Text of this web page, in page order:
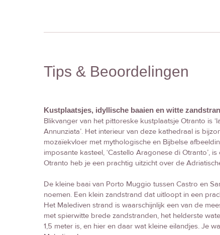
Tips & Beoordelingen
Kustplaatsjes, idyllische baaien en witte
Blikvanger van het pittoreske kustplaatsje Otranto is
Annunziata’. Het interieur van deze kathedraal is
mozaïekvloer met mythologische en Bijbelse
imposante kasteel, ‘Castello Aragonese di Otranto’,
Otranto heb je een prachtig uitzicht over de
De kleine baai van Porto Muggio tussen Castro en
noemen. Een klein zandstrand dat uitloopt in een
Het Malediven strand is waarschijnlijk een van de
met spierwitte brede zandstranden, het helderste
1,5 meter is, en hier en daar wat kleine eilandjes. Je